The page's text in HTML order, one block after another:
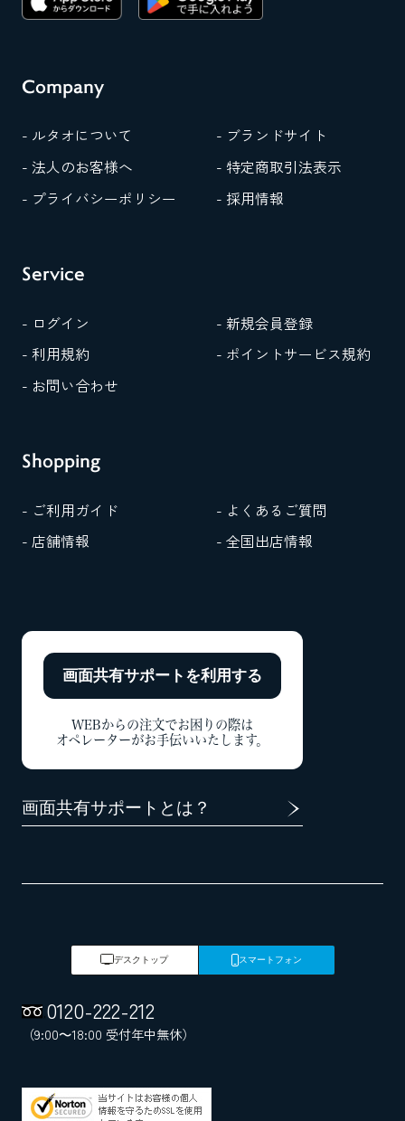
Company
- ルタオについて
- ブランドサイト
- 法人のお客様へ
- 特定商取引法表示
- プライバシーポリシー
- 採用情報
Service
- ログイン
- 新規会員登録
- 利用規約
- ポイントサービス規約
- お問い合わせ
Shopping
- ご利用ガイド
- よくあるご質問
- 店舗情報
- 全国出店情報
画面共有サポートを利用する
WEBからの注文でお困りの際は
オペレーターがお手伝いいたします。
画面共有サポートとは？
デスクトップ スマートフォン
0120-222-212
（9:00～18:00 受付年中無休）